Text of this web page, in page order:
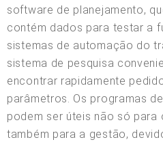
software de planejamento,
contém dados para testar a
sistemas de automação do
sistema de pesquisa
encontrar rapidamente
parâmetros. Os programas
podem ser úteis não só para
também para a gestão,